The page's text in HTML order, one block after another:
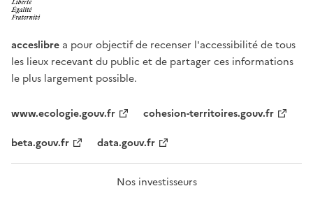
acceslibre a pour objectif de recenser l'accessibilité de tous
les lieux recevant du public et de partager ces informations
le plus largement possible.
www.ecologie.gouv.fr
cohesion-territoires.gouv.fr
beta.gouv.fr
data.gouv.fr
Nos investisseurs